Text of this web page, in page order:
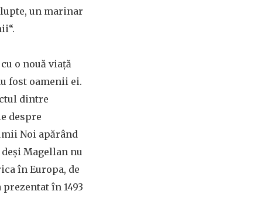
un marinar
o nouă viață
fost oamenii ei.
dintre
despre
Noi apărând
Magellan nu
în Europa, de
în 1493